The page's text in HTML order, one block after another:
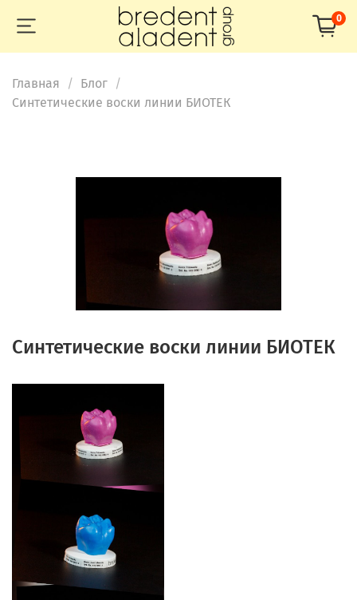
0
Главная
Блог
Синтетические воски линии БИОТЕК
Синтетические воски линии БИОТЕК